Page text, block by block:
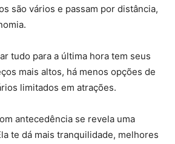
são vários e passam por distância,
tudo para a última hora tem seus
mais altos, há menos opções de
limitados em atrações.
antecedência se revela uma
te dá mais tranquilidade, melhores